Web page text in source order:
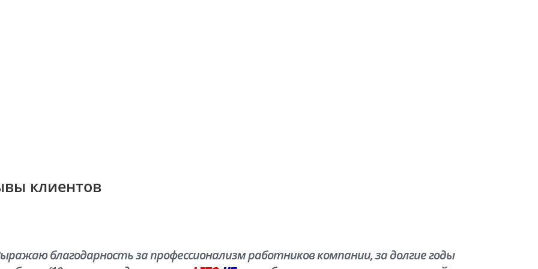
клиентов
благодарность за профессионализм работников компании, за долгие годы